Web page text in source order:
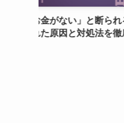
ない」と断られるのか？その
因と対処法を徹底解説